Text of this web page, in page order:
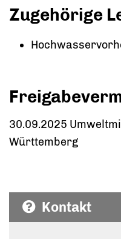
Zugehörige
30.09.2025
Württemberg
Kontakt